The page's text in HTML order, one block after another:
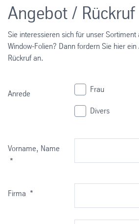
Angebot /
Sie interessieren sich für unser Sortiment
Window-Folien? Dann fordern Sie hier
Rückruf an.
Anrede Frau
Divers
Vorname, Name
*
Firma *